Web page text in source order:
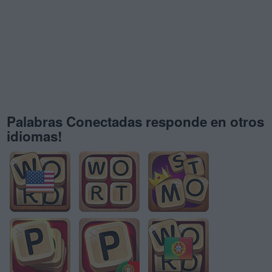
Palabras Conectadas responde en otros
idiomas!